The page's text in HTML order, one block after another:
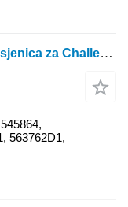
Tagex 30x44x8 9400268 gumena gusjenica za Challenger MT745B, MT745C, MT745D, MT755B, MT755C, MT755D, MT755E, MT765B, MT765C, MT765D, MT765E, MT775E, JOHN DEERE 8295RT, 8310RT, 8320RT, 8335RT, 8345RT, 8360RT, 8370RT, 8RT 310, 8RT 340, 8RT 370, 8RT 410 traktora gusjeničara
563762D1,